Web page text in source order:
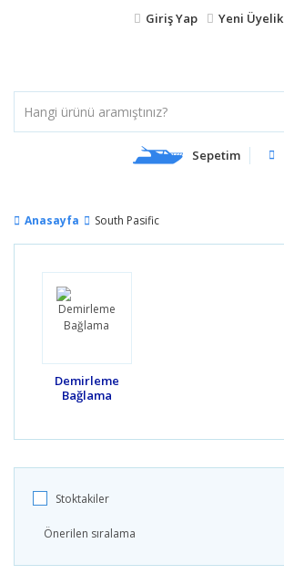
Giriş Yap Yeni Üyelik
Sepetim
Anasayfa South Pasific
Demirleme
Bağlama
Stoktakiler